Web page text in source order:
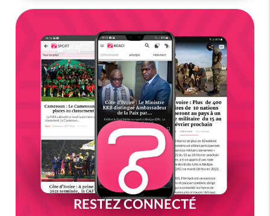
RESTEZ CONNECTÉ